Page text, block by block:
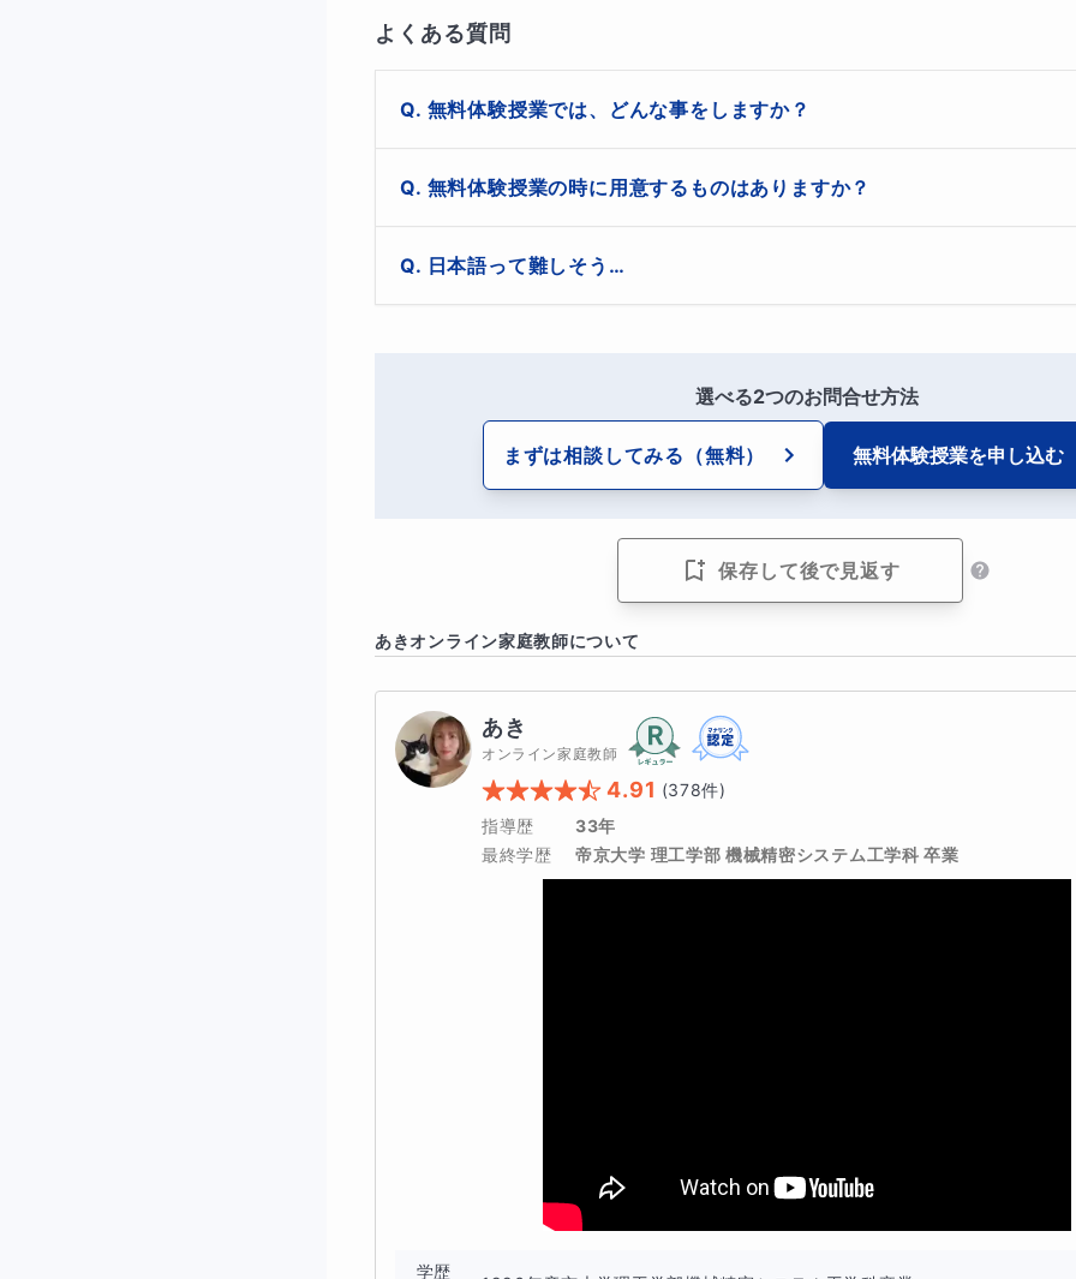
その経験から、日本語が第一言語でない方の悩みや習得の仕方、何より勉強まで
は、他の講師にはできない私だけの強みです！
難しいからこそスタートが大切なんです。
好きになるか嫌いになるか、頑張れるか苦手になるかは、スタート時にかかって
【こんなお悩みのある保護者さんはいませんか？】
海外生活が長くて、お子さんがひらがなカタカナを忘れている様で不安
インターナショナルスクールに通っていたり、家庭内で日本語を話す環境が無い
良い問題集を知りたい
楽しく日本語を勉強してほしい
文章の読解力をつけてほしい
日本語が分かっても、学校の勉強についていけるか不安
受験勉強に不安がある
よくある質問
無料体験授業では、どんな事をしますか？
はじめに自己紹介をしながら緊張をほぐしていきます
実際の授業に入ります
20分程度を予定していますので、分からない問題などあれば事前にいただきます
無料体験授業の時に用意するものはありますか？
ノートや筆記用具だけで構いません。
日本語って難しそう…
選べる2つのお問合せ方法
まずは相談してみる （無料） 無料体験授業を申し込む
保存して後で見返す
あきオンライン家庭教師について
あき
オンライン家庭教師
4.91 (378件)
指導歴
33年
最終学歴
帝京大学 理工学部 機械精密システム工学科 卒業
学歴